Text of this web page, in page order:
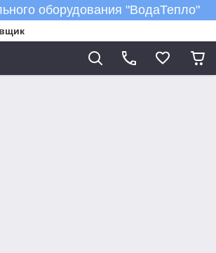
оборудования "ВодаТепло"